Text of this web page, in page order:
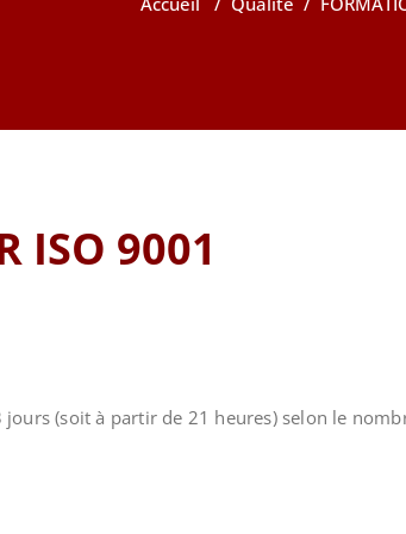
ISO 9001
jours (soit à partir de 21 heures) selon le